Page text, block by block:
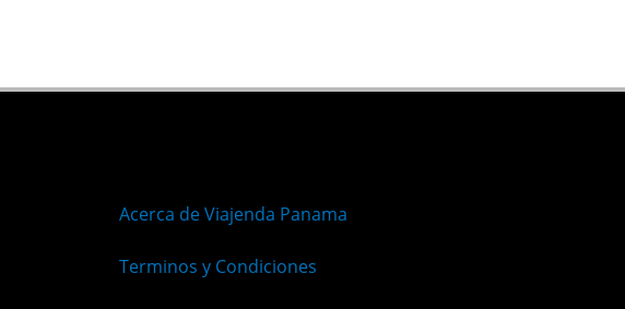
Acerca de Viajenda Panama
Terminos y Condiciones